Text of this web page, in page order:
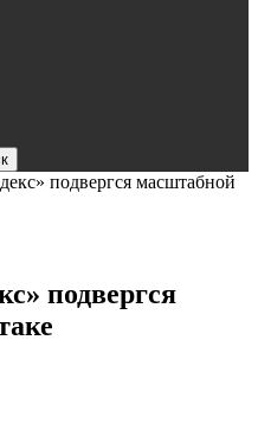
подвергся масштабной
подвергся